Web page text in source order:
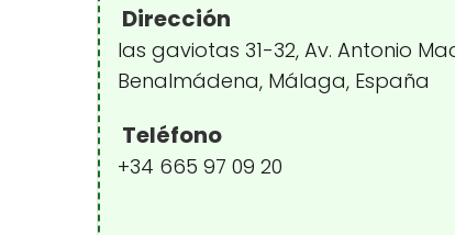
Dirección
las gaviotas 31-32, Av. Antonio
Benalmádena, Málaga, España
Teléfono
+34 665 97 09 20